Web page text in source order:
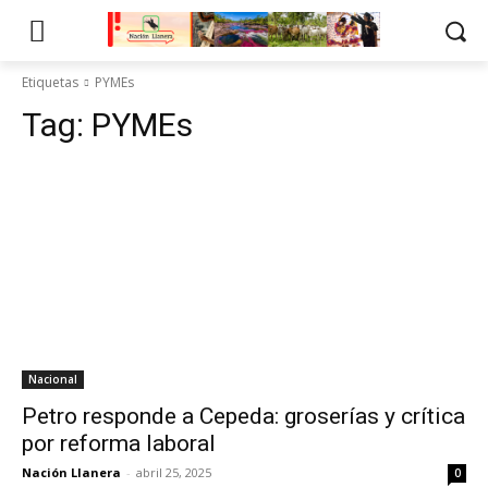
Etiquetas PYMEs
Tag: PYMEs
Nacional
Petro responde a Cepeda: groserías y crítica
por reforma laboral
Nación Llanera - abril 25, 2025 0